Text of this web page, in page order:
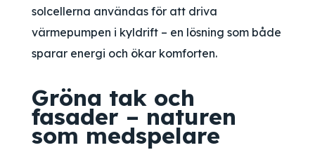
solcellerna användas för att driva
värmepumpen i kyldrift – en lösning som både
sparar energi och ökar komforten.
Gröna tak och
fasader – naturen
som medspelare